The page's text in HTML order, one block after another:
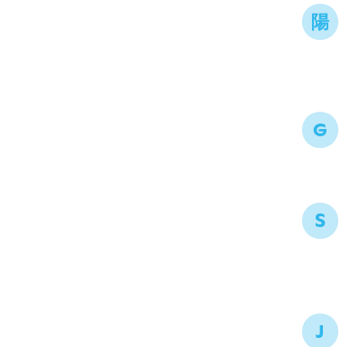
陽
G
S
J